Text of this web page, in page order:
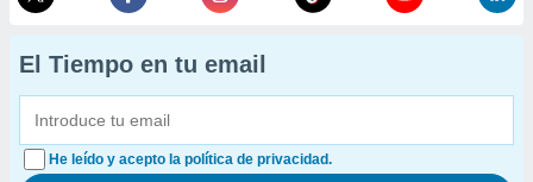
El Tiempo en tu email
He leído y acepto la política de privacidad.